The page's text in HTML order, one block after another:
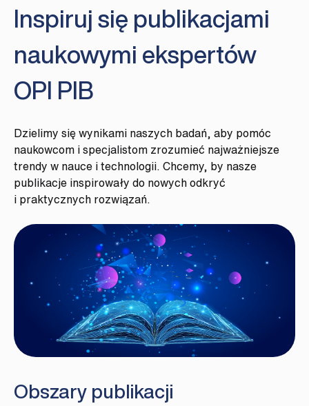
Inspiruj się publikacjami
naukowymi ekspertów
OPI PIB
Dzielimy się wynikami naszych badań, aby pomóc
naukowcom i specjalistom zrozumieć najważniejsze
trendy w nauce i technologii. Chcemy, by nasze
publikacje inspirowały do nowych odkryć
i praktycznych rozwiązań.
Obszary publikacji